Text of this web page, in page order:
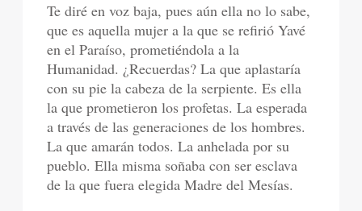
Te diré en voz baja, pues aún ella no lo sabe,
que es aquella mujer a la que se refirió Yavé
en el Paraíso, prometiéndola a la
Humanidad. ¿Recuerdas? La que aplastaría
con su pie la cabeza de la serpiente. Es ella
la que prometieron los profetas. La esperada
a través de las generaciones de los hombres.
La que amarán todos. La anhelada por su
pueblo. Ella misma soñaba con ser esclava
de la que fuera elegida Madre del Mesías.